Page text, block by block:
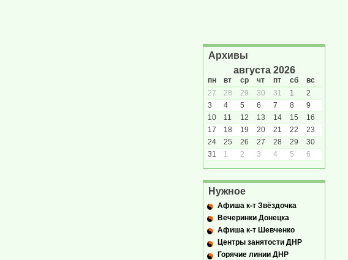
Архивы
августа 2026
пн вт ср чт пт сб
вс
27
28 29 30 31 1
2
3
4 5 6 7 8
9
10
11 12 13 14 15
16
17
18 19 20 21 22
23
24
25 26 27 28 29
30
31
1 2 3 4 5 6
Нужное
Афиша к-т Звёздочка
Вечеринки Донецка
Афиша к-т Шевченко
Центры занятости ДНР
Горячие линии ДНР